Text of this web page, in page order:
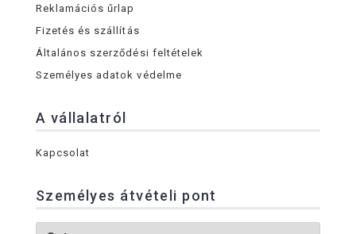
Reklamációs űrlap
Fizetés és szállítás
Általános szerződési feltételek
Személyes adatok védelme
A vállalatról
Kapcsolat
Személyes átvételi pont